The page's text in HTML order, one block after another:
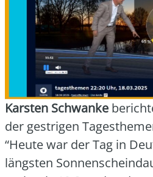
Kars­ten Schwan­ke
der gest­ri­gen
“Heu­te war der Tag in
längs­ten